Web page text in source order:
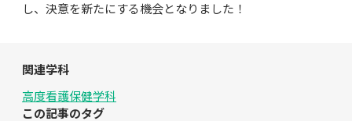
し、決意を新たにする機会となりました！
関連学科
高度看護保健学科
この記事のタグ